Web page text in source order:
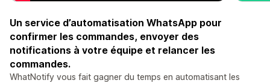
Un service d’automatisation WhatsApp pour
confirmer les commandes, envoyer des
notifications à votre équipe et relancer les
commandes.
WhatNotify vous fait gagner du temps en automatisant les